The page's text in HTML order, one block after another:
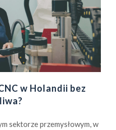
y
n
a
M
a
t
f
l
w Holandii bez
sektorze przemysłowym, w